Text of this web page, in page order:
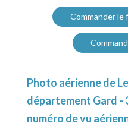
Commander le
Photo aérienne de
département Gard -
numéro de vu